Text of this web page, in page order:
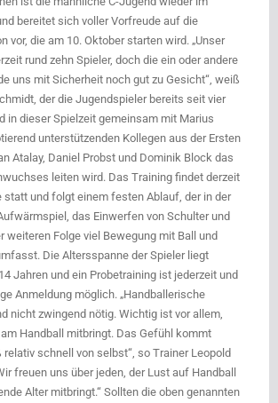
bereitet sich voller Vorfreude auf die
vor, die am 10. Oktober starten wird. „Unser
rund zehn Spieler, doch die ein oder andere
uns mit Sicherheit noch gut zu Gesicht“, weiß
der die Jugendspieler bereits seit vier
in dieser Spielzeit gemeinsam mit Marius
unterstützenden Kollegen aus der Ersten
Atalay, Daniel Probst und Dominik Block das
leiten wird. Das Training findet derzeit
statt und folgt einem festen Ablauf, der in der
das Einwerfen von Schulter und
weiteren Folge viel Bewegung mit Ball und
Die Altersspanne der Spieler liegt
Jahren und ein Probetraining ist jederzeit und
Anmeldung möglich. „Handballerische
nicht zwingend nötig. Wichtig ist vor allem,
Handball mitbringt. Das Gefühl kommt
schnell von selbst“, so Trainer Leopold
freuen uns über jeden, der Lust auf Handball
Alter mitbringt.“ Sollten die oben genannten